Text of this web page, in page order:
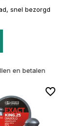
snel bezorgd